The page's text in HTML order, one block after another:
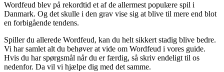
Wordfeud blev på rekordtid et af de allermest populære spil i
Danmark. Og det skulle i den grav vise sig at blive til mere end blot
en forbigående tendens.
Spiller du allerede Wordfeud, kan du helt sikkert stadig blive bedre.
Vi har samlet alt du behøver at vide om Wordfeud i vores guide.
Hvis du har spørgsmål når du er færdig, så skriv endeligt til os
nedenfor. Da vil vi hjælpe dig med det samme.